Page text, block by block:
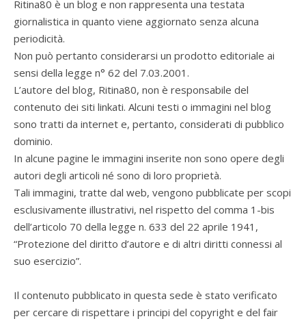
Ritina80 è un blog e non rappresenta una testata
giornalistica in quanto viene aggiornato senza alcuna
periodicità.
Non può pertanto considerarsi un prodotto editoriale ai
sensi della legge n° 62 del 7.03.2001.
L’autore del blog, Ritina80, non è responsabile del
contenuto dei siti linkati. Alcuni testi o immagini nel blog
sono tratti da internet e, pertanto, considerati di pubblico
dominio.
In alcune pagine le immagini inserite non sono opere degli
autori degli articoli né sono di loro proprietà.
Tali immagini, tratte dal web, vengono pubblicate per scopi
esclusivamente illustrativi, nel rispetto del comma 1-bis
dell’articolo 70 della legge n. 633 del 22 aprile 1941,
“Protezione del diritto d’autore e di altri diritti connessi al
suo esercizio”.
Il contenuto pubblicato in questa sede è stato verificato
per cercare di rispettare i principi del copyright e del fair